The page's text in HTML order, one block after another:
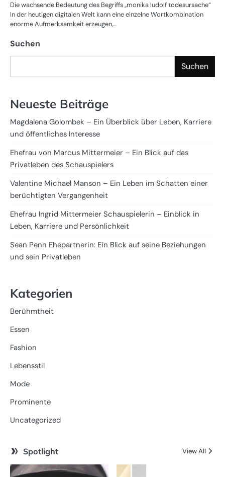
Die wachsende Bedeutung des Begriffs „monika ludolf todesursache“
In der heutigen digitalen Welt kann eine einzelne Wortkombination
enorme Aufmerksamkeit erzeugen,…
Suchen
Suchen
Neueste Beiträge
Magdalena Golombek – Ein Überblick über Leben, Karriere
und öffentliches Interesse
Ehefrau von Marcus Mittermeier – Ein Blick auf das
Privatleben des Schauspielers
Valentine Michael Manson – Ein Leben im Schatten einer
berüchtigten Vergangenheit
Ehefrau Ingrid Mittermeier Schauspielerin – Einblick in
Leben, Karriere und Persönlichkeit
Sean Penn Ehepartnerin: Ein Blick auf seine Beziehungen
und sein Privatleben
Kategorien
Berühmtheit
Essen
Fashion
Lebensstil
Mode
Prominente
Uncategorized
Spotlight View All